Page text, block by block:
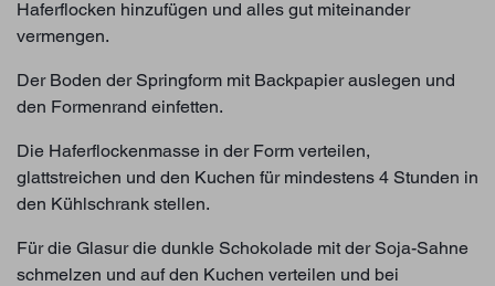
Haferflocken hinzufügen und alles gut miteinander
vermengen.
Der Boden der Springform mit Backpapier auslegen und
den Formenrand einfetten.
Die Haferflockenmasse in der Form verteilen,
glattstreichen und den Kuchen für mindestens 4 Stunden in
den Kühlschrank stellen.
Für die Glasur die dunkle Schokolade mit der Soja-Sahne
schmelzen und auf den Kuchen verteilen und bei